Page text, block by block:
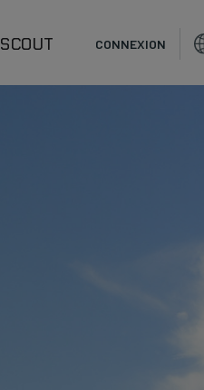
SCOUT CONNEXION